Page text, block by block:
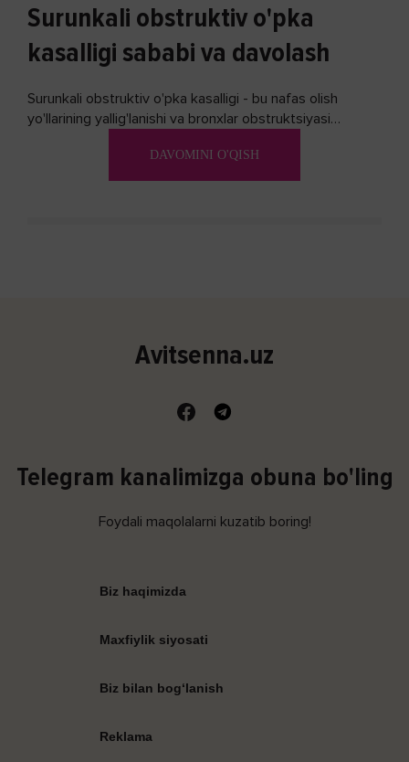
Surunkali obstruktiv o'pka
kasalligi sababi va davolash
Surunkali obstruktiv o'pka kasalligi - bu nafas olish
yo'llarining yallig'lanishi va bronxlar obstruktsiyasi
DAVOMINI O'QISH
Avitsenna.uz
Telegram kanalimizga obuna bo'ling
Foydali maqolalarni kuzatib boring!
Biz haqimizda
Maxfiylik siyosati
Biz bilan bog‘lanish
Reklama